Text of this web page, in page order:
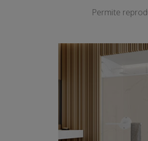
Permite